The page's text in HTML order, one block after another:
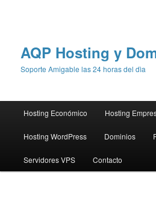
AQP Hosting y
Soporte Amigable las 24 horas del dìa
principal
Ir
al
contenido
Hosting Económico Hosting
Hosting WordPress Dominios
Servidores VPS Contacto